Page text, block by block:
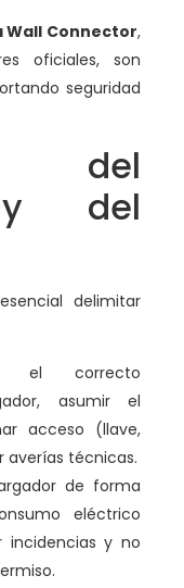
Wall Connector,
oficiales, son
seguridad
del
y del
delimitar
el correcto
asumir el
acceso (llave,
averías técnicas.
de forma
eléctrico
incidencias y no